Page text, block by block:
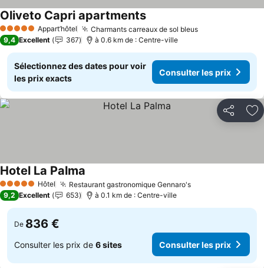
5 Étoiles Appart’hôtel Charmants carreaux de sol bleus
Oliveto Capri apartments
9,4 Excellent 367 à 0.6 km de : Centre-ville
Sélectionnez des dates pour voir
les prix exacts
Consulter les prix
Partager
5 Étoiles Hôtel Restaurant gastronomique Gennaro's
Hotel La Palma
9,2 Excellent 653 à 0.1 km de : Centre-ville
De 836 €
Consulter les prix de 6 sites Consulter les prix